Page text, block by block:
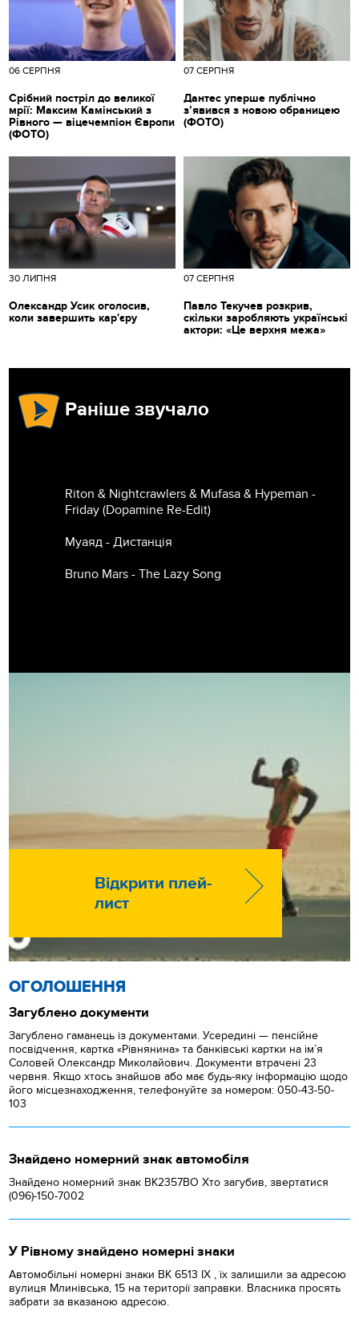
06 СЕРПНЯ
Срібний постріл до великої
мрії: Максим Камінський з
Рівного — віцечемпіон Європи
(ФОТО)
07 СЕРПНЯ
Дантес уперше публічно
з’явився з новою обраницею
(ФОТО)
30 ЛИПНЯ
Олександр Усик оголосив,
коли завершить кар'єру
07 СЕРПНЯ
Павло Текучев розкрив,
скільки заробляють українські
актори: «Це верхня межа»
Раніше звучало
Riton & Nightcrawlers & Mufasa & Hypeman -
Friday (Dopamine Re-Edit)
Муаяд - Дистанція
Bruno Mars - The Lazy Song
Відкрити плей-
лист
ОГОЛОШЕННЯ
Загублено документи
Загублено гаманець із документами. Усередині — пенсійне
посвідчення, картка «Рівнянина» та банківські картки на ім’я
Соловей Олександр Миколайович. Документи втрачені 23
червня. Якщо хтось знайшов або має будь-яку інформацію щодо
його місцезнаходження, телефонуйте за номером: 050-43-50-
103
Знайдено номерний знак автомобіля
Знайдено номерний знак ВК2357ВО Хто загубив, звертатися
(096)-150-7002
У Рівному знайдено номерні знаки
Автомобільні номерні знаки BK 6513 IX , їх залишили за адресою
вулиця Млинівська, 15 на території заправки. Власника просять
забрати за вказаною адресою.